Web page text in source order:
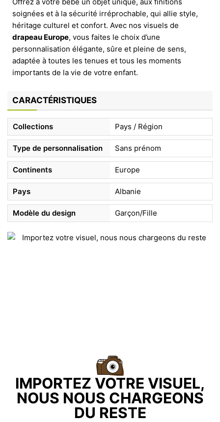
soignées et à la sécurité irréprochable, qui allie style,
héritage culturel et confort. Avec nos visuels de
drapeau Europe, vous faites le choix d’une
personnalisation élégante, sûre et pleine de sens,
adaptée à toutes les tenues et tous les moments
importants de la vie de votre enfant.
CARACTÉRISTIQUES
Collections Pays / Région
Type de personnalisation Sans prénom
Continents Europe
Pays Albanie
Modèle du design Garçon/Fille
IMPORTEZ VOTRE VISUEL,
NOUS NOUS CHARGEONS
DU RESTE